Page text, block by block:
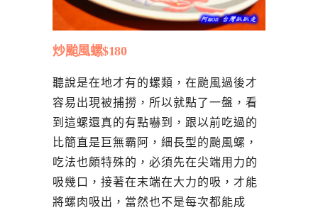
炒颱風螺$180
聽說是在地才有的螺類，在颱風過後才
容易出現被捕撈，所以就點了一盤，看
到這螺還真的有點嚇到，跟以前吃過的
比簡直是巨無霸阿，細長型的颱風螺，
吃法也頗特殊的，必須先在尖端用力的
吸幾口，接著在末端在大力的吸，才能
將螺肉吸出，當然也不是每次都能成